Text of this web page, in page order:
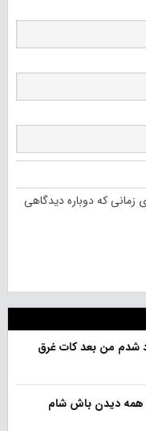
زمانی که دوباره دیدگاهی
شدم من بعد کات غرق
همه دیدن باش شام